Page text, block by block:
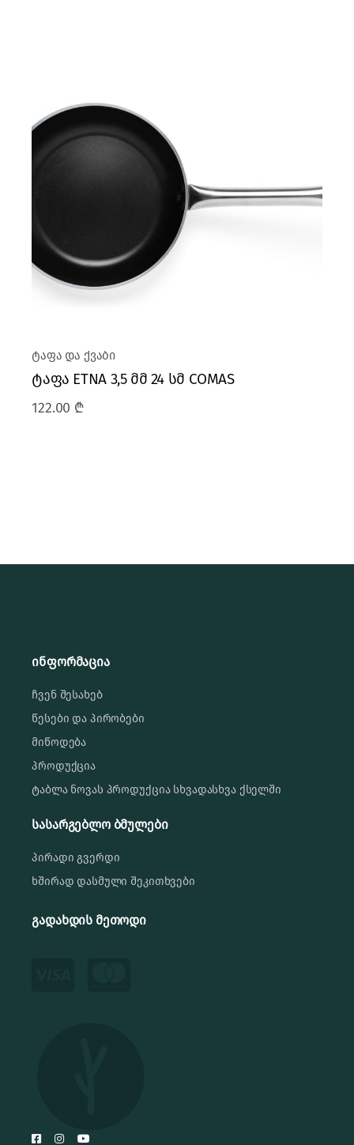
ტაფა და ქვაბი
ტაფა ETNA 3,5 მმ 24 სმ COMAS
122.00 ₾
ინფორმაცია
ჩვენ შესახებ
წესები და პირობები
მიწოდება
პროდუქცია
ტაბლა ნოვას პროდუქცია სხვადასხვა ქსელში
სასარგებლო ბმულები
პირადი გვერდი
ხშირად დასმული შეკითხვები
გადახდის მეთოდი